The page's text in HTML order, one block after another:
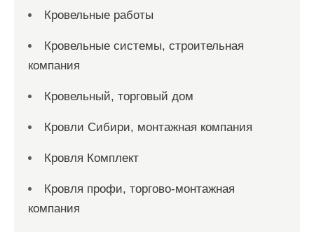
Кровельные работы
Кровельные системы, строительная
компания
Кровельный, торговый дом
Кровли Сибири, монтажная компания
Кровля Комплект
Кровля профи, торгово-монтажная
компания